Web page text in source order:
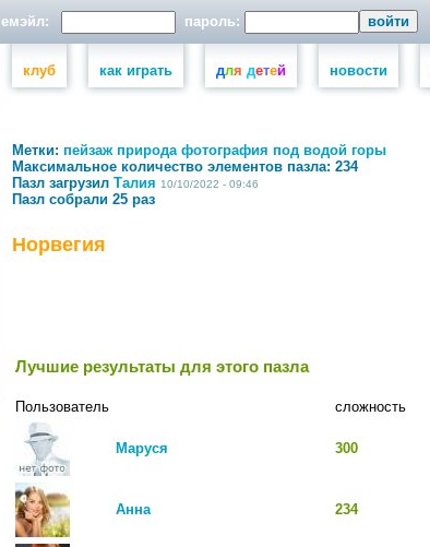
емэйл: пароль:
клуб как играть для детей новости
Метки: пейзаж природа фотография под водой горы
Максимальное количество элементов пазла: 234
Пазл загрузил Талия 10/10/2022 - 09:46
Пазл собрали 25 раз
Норвегия
Лучшие результаты для этого пазла
Пользователь сложность
Маруся 300
Анна 234